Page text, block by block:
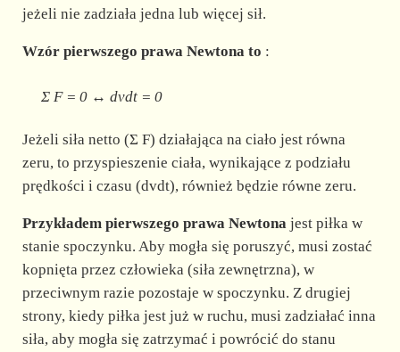
jeżeli nie zadziała jedna lub więcej sił.
Wzór pierwszego prawa Newtona to :
Σ F = 0 ↔ dvdt = 0
Jeżeli siła netto (Σ F) działająca na ciało jest równa
zeru, to przyspieszenie ciała, wynikające z podziału
prędkości i czasu (dvdt), również będzie równe zeru.
Przykładem pierwszego prawa Newtonajest piłka w
stanie spoczynku. Aby mogła się poruszyć, musi zostać
kopnięta przez człowieka (siła zewnętrzna), w
przeciwnym razie pozostaje w spoczynku. Z drugiej
strony, kiedy piłka jest już w ruchu, musi zadziałać inna
siła, aby mogła się zatrzymać i powrócić do stanu